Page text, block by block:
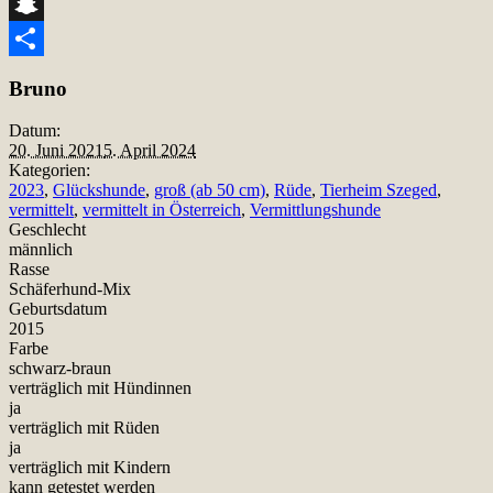
Snapchat
Bruno
Datum:
20. Juni 2021 5. April 2024
Kategorien:
2023, Glückshunde, groß (ab 50 cm), Rüde, Tierheim Szeged,
vermittelt, vermittelt in Österreich, Vermittlungshunde
Geschlecht
männlich
Rasse
Schäferhund-Mix
Geburtsdatum
2015
Farbe
schwarz-braun
verträglich mit Hündinnen
ja
verträglich mit Rüden
ja
verträglich mit Kindern
kann getestet werden